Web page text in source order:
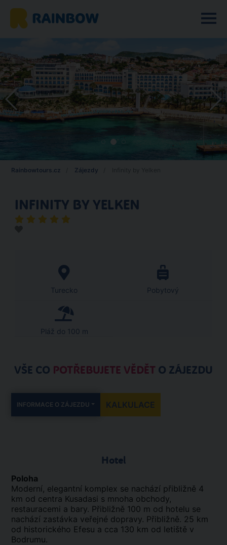
Rainbowtours.cz Zájezdy
INFINITY BY YELKEN
Turecko Pobytový
Pláž do 100 m
VŠE CO POTŘEBUJETE VĚDĚT O ZÁJEZDU
INFORMACE O ZÁJEZDU KALKULACE
Hotel
Poloha
Moderní, elegantní komplex se nachází přibližně 4
km od centra Kusadasi s mnoha obchody,
restauracemi a bary. Přibližně 100 m od hotelu se
nachází zastávka veřejné dopravy. Přibližně. 25 km
od historického Efesu a cca 130 km od letiště v
Bodrumu.